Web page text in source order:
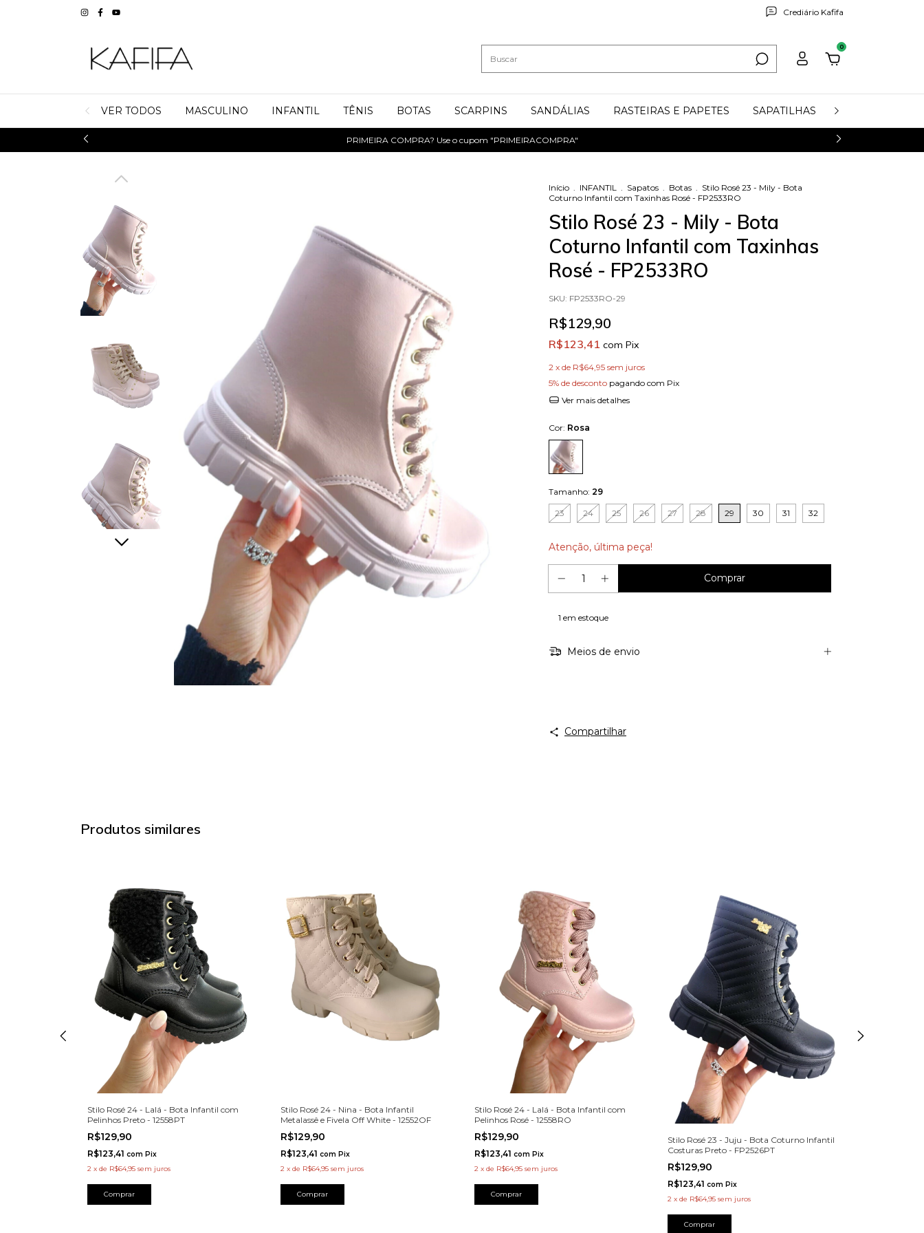
Crediário Kafifa
0
VER TODOS MASCULINO INFANTIL TÊNIS BOTAS SCARPINS SANDÁLIAS RASTEIRAS E PAPETES SAPATILHAS
PRIMEIRA COMPRA? Use o cupom "PRIMEIRACOMPRA"
Início INFANTIL Sapatos Botas
Stilo Rosé 23 - Mily - Bota
Coturno Infantil com Taxinhas Rosé - FP2533RO
Stilo Rosé 23 - Mily - Bota
Coturno Infantil com Taxinhas
Rosé - FP2533RO
SKU: FP2533RO-29
R$129,90
R$123,41 com Pix
2 x de R$64,95 sem juros
5% de desconto pagando com Pix
Ver mais detalhes
Cor: Rosa
Tamanho: 29
23 24 25 26 27 28 29 30 31 32
Atenção, última peça!
1 em estoque
Meios de envio
Compartilhar
Produtos similares
Stilo Rosé 24 - Lalá - Bota Infantil com
Pelinhos Preto - 12558PT
R$129,90
R$123,41 com Pix
2 x de R$64,95 sem juros
Comprar
Stilo Rosé 24 - Nina - Bota Infantil
Metalassê e Fivela Off White - 12552OF
R$129,90
R$123,41com Pix
2 xde R$64,95 sem juros
Comprar
Stilo Rosé 24 - Lalá - Bota Infantil com
Pelinhos Rosé - 12558RO
R$129,90
R$123,41 com Pix
2 x de R$64,95 sem juros
Comprar
Stilo Rosé 23 - Juju - Bota Coturno Infantil
Costuras Preto - FP2526PT
R$129,90
R$123,41 com Pix
2 x de R$64,95 sem juros
Comprar